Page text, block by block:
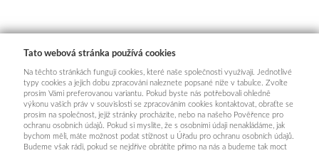
Tato webová stránka používá cookies
Na těchto stránkách fungují cookies, které naše společnosti využívají. Jednotlivé
typy cookies a jejich dobu zpracování naleznete popsané níže v tabulce. Zvolte
prosím Vámi preferovanou variantu. Pokud byste nás potřebovali ohledně
výkonu vašich práv v souvislosti se zpracováním cookies kontaktovat, obraťte se
prosím na společnost, jejíž stránky procházíte, nebo na našeho Pověřence pro
ochranu osobních údajů. Pokud si myslíte, že s osobními údaji nenakládáme, jak
bychom měli, máte možnost podat stížnost u Úřadu pro ochranu osobních údajů.
Budeme však rádi, pokud se nejdříve obrátíte přímo na nás a budeme tak moct